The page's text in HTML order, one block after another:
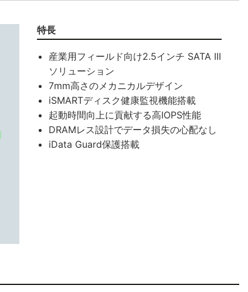
特長
産業用フィールド向け2.5インチ SATA III
ソリューション
7mm高さのメカニカルデザイン
iSMARTディスク健康監視機能搭載
起動時間向上に貢献する高IOPS性能
DRAMレス設計でデータ損失の心配なし
iData Guard保護搭載